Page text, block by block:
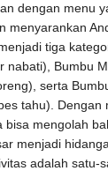
dengan menu
menyarankan
tiga
nabati), Bumbu
serta
tahu). Dengan
bisa mengolah
menjadi
adalah satu-